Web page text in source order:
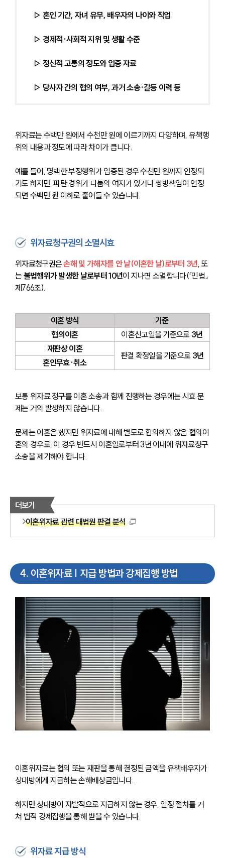
▷ 혼인 기간, 자녀 유무, 배우자의 나이와 직업
▷ 경제적·사회적 지위 및 생활 수준
▷ 정신적 고통의 정도와 입증 자료
▷ 당사자 간의 협의 여부, 과거 소송·갈등 이력 등
위자료는 수백만 원에서 수천만 원에 이르기까지 다양하며, 유책행
위의 내용과 정도에 따라 차이가 큽니다.
예를 들어, 명백한 부정행위가 입증된 경우 수천만 원까지 인정되
기도 하지만, 파탄 경위가 다툼의 여지가 있거나 쌍방책임이 인정
되면 수백만 원 이하로 줄어들 수 있습니다.
위자료청구권의 소멸시효
위자료청구권은 손해 및 가해자를 안 날(이혼한 날)로부터 3년 , 또
는 불법행위가 발생한 날로부터 10년이 지나면 소멸합니다(「민법」
제766조).
이혼 방식
기준
협의이혼
이혼신고일을 기준으로 3년
재판상 이혼
판결 확정일을 기준으로 3년
혼인무효·취소
보통 위자료 청구를 이혼 소송과 함께 진행하는 경우에는 시효 문
제는 거의 발생하지 않습니다.
문제는 이혼은 했지만 위자료에 대해 별도로 합의하지 않은 협의이
혼의 경우로, 이 경우 반드시 이혼일로부터 3년 이내에 위자료청구
소송을 제기해야 합니다.
더보기
이혼위자료 관련 대법원 판결 분석
4. 이혼위자료 | 지급 방법과 강제집행 방법
이혼위자료는 협의 또는 재판을 통해 결정된 금액을 유책배우자가
상대방에게 지급하는 손해배상금입니다.
하지만 상대방이 자발적으로 지급하지 않는 경우, 일정 절차를 거
쳐 법적 강제집행을 통해 받을 수 있습니다.
위자료 지급 방식